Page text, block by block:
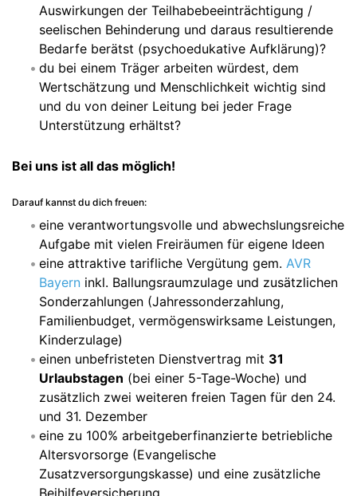
Auswirkungen der Teilhabebeeinträchtigung /
seelischen Behinderung und daraus resultierende
Bedarfe berätst (psychoedukative Aufklärung)?
du bei einem Träger arbeiten würdest, dem
Wertschätzung und Menschlichkeit wichtig sind
und du von deiner Leitung bei jeder Frage
Unterstützung erhältst?
Bei uns ist all das möglich!
Darauf kannst du dich freuen:
eine verantwortungsvolle und abwechslungsreiche
Aufgabe mit vielen Freiräumen für eigene Ideen
eine attraktive tarifliche Vergütung gem. AVR
Bayern inkl. Ballungsraumzulage und zusätzlichen
Sonderzahlungen (Jahressonderzahlung,
Familienbudget, vermögenswirksame Leistungen,
Kinderzulage)
einen unbefristeten Dienstvertrag mit 31
Urlaubstagen (bei einer 5-Tage-Woche) und
zusätzlich zwei weiteren freien Tagen für den 24.
und 31. Dezember
eine zu 100% arbeitgeberfinanzierte betriebliche
Altersvorsorge (Evangelische
Zusatzversorgungskasse) und eine zusätzliche
Beihilfeversicherung